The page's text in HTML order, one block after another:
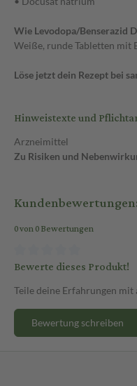
Wie Levodopa/Benserazid
Weiße, runde Tabletten mit
Löse jetzt dein Rezept bei
Hinweistexte und
Arzneimittel
Zu Risiken und
0 von 0 Bewertungen
Bewerte dieses Produkt!
Teile deine Erfahrungen mit
Bewertung schreiben